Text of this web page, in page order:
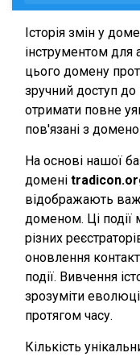
Історія змін у
інструментом для
цього домену
зручний доступ до
отримати повне
пов'язані з
На основі нашої
домені
відображають
доменом. Ці
різних
оновлення
події. Вивчення
зрозуміти
протягом часу.
Кількість